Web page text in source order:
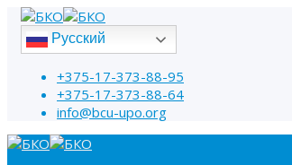
Русский
+375-17-373-88-95
+375-17-373-88-64
info@bcu-upo.org